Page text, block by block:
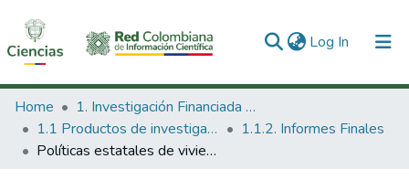
Log In (current)
Communities & Collections
All of DSpace
Home
1. Investigación Financiada con Recursos Públicos
1.1 Productos de investigación
1.1.2. Informes Finales
Políticas estatales de vivienda en barrios de invasión, piratas y de producción estatal en Medellín. 1968-1987.